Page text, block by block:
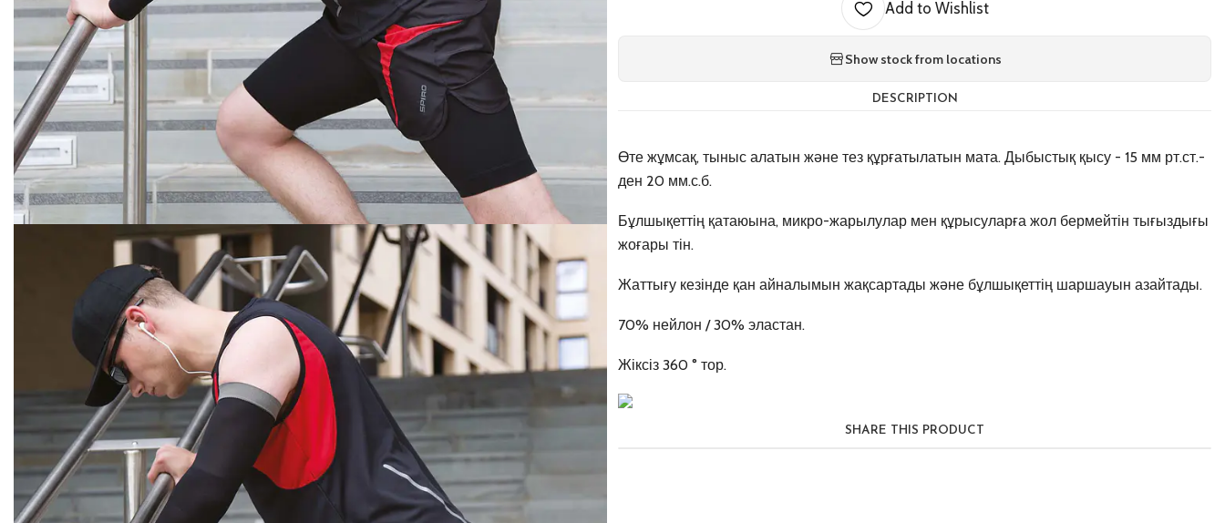
Add to Wishlist
Show stock from locations
DESCRIPTION
Өте жұмсақ, тыныс алатын және тез құрғатылатын мата. Дыбыстық қысу - 15 мм рт.ст.-
ден 20 мм.с.б.
Бұлшықеттің қатаюына, микро-жарылулар мен құрысуларға жол бермейтін тығыздығы
жоғары тін.
Жаттығу кезінде қан айналымын жақсартады және бұлшықеттің шаршауын азайтады.
70% нейлон / 30% эластан.
Жіксіз 360 ° тор.
SHARE THIS PRODUCT